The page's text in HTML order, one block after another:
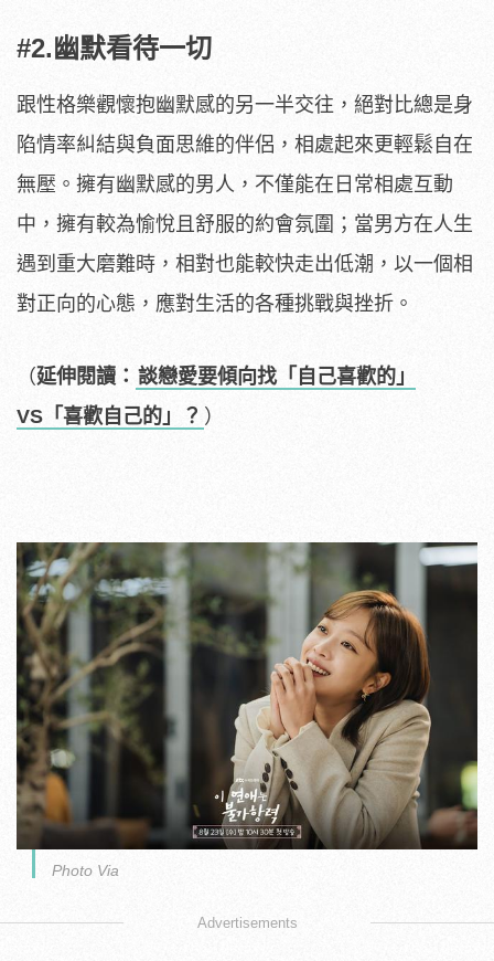
#2.幽默看待一切
跟性格樂觀懷抱幽默感的另一半交往，絕對比總是身
陷情率糾結與負面思維的伴侶，相處起來更輕鬆自在
無壓。擁有幽默感的男人，不僅能在日常相處互動
中，擁有較為愉悅且舒服的約會氛圍；當男方在人生
遇到重大磨難時，相對也能較快走出低潮，以一個相
對正向的心態，應對生活的各種挑戰與挫折。
（延伸閱讀： 談戀愛要傾向找「自己喜歡的」
VS「喜歡自己的」？ ）
Photo Via
Advertisements